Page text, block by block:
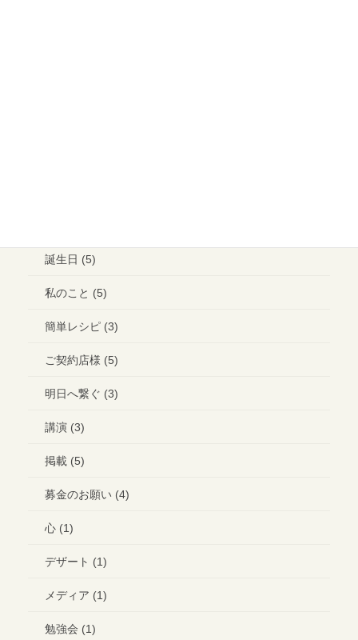
誕生日 (5)
私のこと (5)
簡単レシピ (3)
ご契約店様 (5)
明日へ繋ぐ (3)
講演 (3)
掲載 (5)
募金のお願い (4)
心 (1)
デザート (1)
メディア (1)
勉強会 (1)